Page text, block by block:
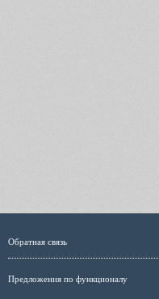
Обратная связь
Предложения по функционалу